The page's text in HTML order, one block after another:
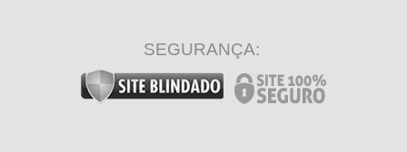
SEGURANÇA: